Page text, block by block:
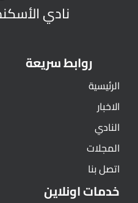
نادي
روابط سريعة
الرئيسية
الاخبار
النادي
المجلات
اتصل بنا
خدمات اونلاين